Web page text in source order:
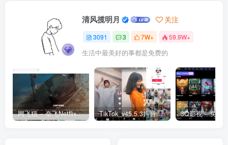
清风揽明月 关注
3091 3 7W+ 59.9W+
生活中最美好的事都是免费的
网飞猫 – 奈飞Netflix免费看 TikTok_v45.5.3抖音国际版_免拔卡解锁全球版